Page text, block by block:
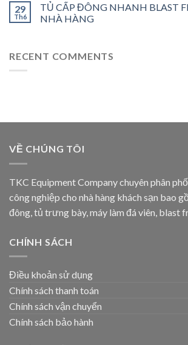
29
Th6
TỦ CẤP ĐÔNG NHANH BLAST
NHÀ HÀNG
RECENT COMMENTS
VỀ CHÚNG TÔI
TKC Equipment Company chuyên phân
công nghiệp cho nhà hàng khách sạn bao
đông, tủ trưng bày, máy làm đá viên, blast
CHÍNH SÁCH
Điều khoản sử dụng
Chính sách thanh toán
Chính sách vận chuyển
Chính sách bảo hành